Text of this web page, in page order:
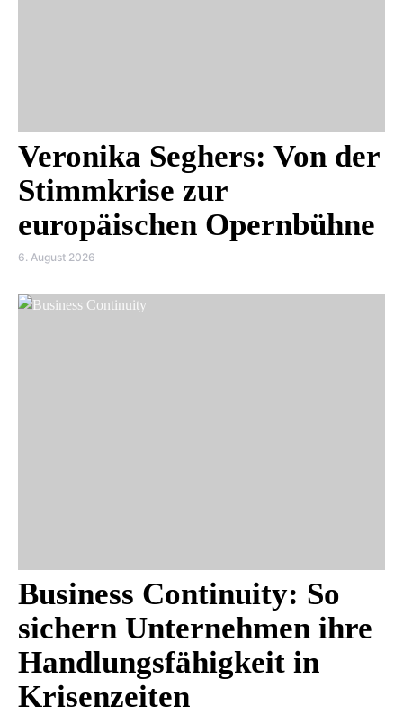
Veronika Seghers: Von der
Stimmkrise zur
europäischen Opernbühne
6. August 2026
Business Continuity: So
sichern Unternehmen ihre
Handlungsfähigkeit in
Krisenzeiten